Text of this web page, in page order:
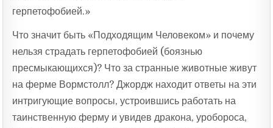
герпетофобией.»
Что значит быть «Подходящим Человеком» и почему
нельзя страдать герпетофобией (боязнью
пресмыкающихся)? Что за странные животные живут
на ферме Вормстолл? Джордж находит ответы на эти
интригующие вопросы, устроившись работать на
таинственную ферму и увидев дракона, уробороса,